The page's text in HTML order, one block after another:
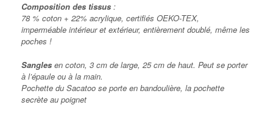
Composition des tissus :
78 % coton + 22% acrylique, certifiés OEKO-TEX,
imperméable intérieur et extérieur, entièrement doublé, même les
poches !
Sangles en coton, 3 cm de large, 25 cm de haut. Peut se porter
à l’épaule ou à la main.
Pochette du Sacatoo se porte en bandoulière, la pochette
secrète au poignet